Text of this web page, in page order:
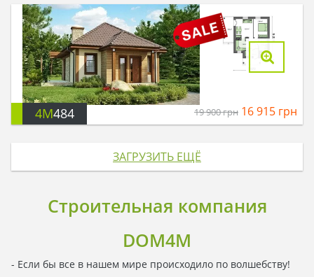
4M484 19 900грн 16 915 грн
ЗАГРУЗИТЬ ЕЩЁ
Строительная компания
DOM4M
- Если бы все в нашем мире происходило по волшебству!